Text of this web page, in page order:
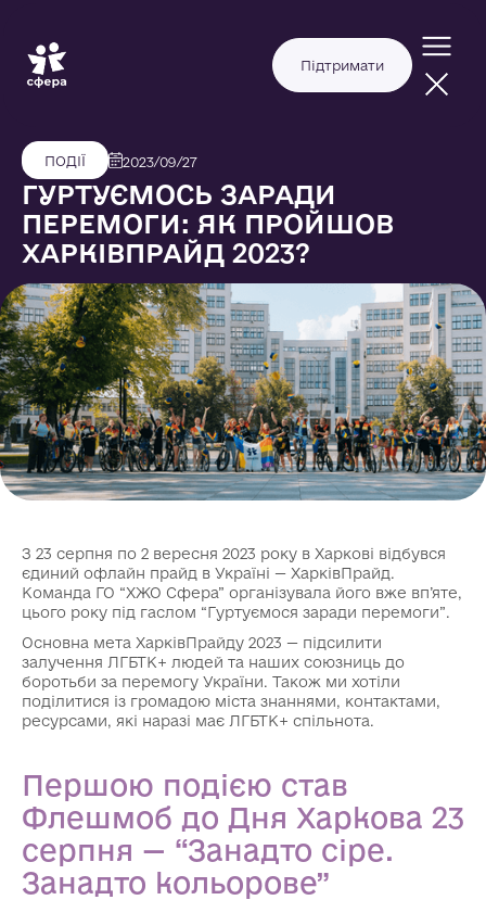
Підтримати
ПОДІЇ 2023/09/27
ГУРТУЄМОСЬ ЗАРАДИ
ПЕРЕМОГИ: ЯК ПРОЙШОВ
ХАРКІВПРАЙД 2023?
З 23 серпня по 2 вересня 2023 року в Харкові відбувся
єдиний офлайн прайд в Україні — ХарківПрайд.
Команда ГО “ХЖО Сфера” організувала його вже вп’яте,
цього року під гаслом “Гуртуємося заради перемоги”.
Основна мета ХарківПрайду 2023 — підсилити
залучення ЛГБТК+ людей та наших союзниць до
боротьби за перемогу України. Також ми хотіли
поділитися із громадою міста знаннями, контактами,
ресурсами, які наразі має ЛГБТК+ спільнота.
Першою подією став
Флешмоб до Дня Харкова 23
серпня — “Занадто сіре.
Занадто кольорове”